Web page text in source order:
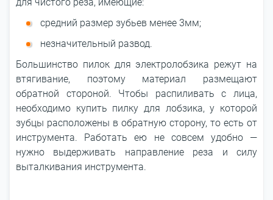
средний размер зубьев менее 3мм;
незначительный развод.
Большинство пилок для электролобзика режут на
втягивание, поэтому материал размещают
обратной стороной. Чтобы распиливать с лица,
необходимо купить пилку для лобзика, у которой
зубцы расположены в обратную сторону, то есть от
инструмента. Работать ею не совсем удобно —
нужно выдерживать направление реза и силу
выталкивания инструмента.